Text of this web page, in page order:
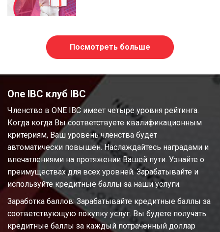
Посмотреть больше
One IBC клуб IBC
Членство в ONE IBC имеет четыре уровня рейтинга.
Когда когда Вы соответствуете квалификационным
критериям, Ваш уровень членства будет
автоматически повышен. Наслаждайтесь наградами и
впечатлениями на протяжении Вашей пути. Узнайте о
преимуществах для всех уровней. Зарабатывайте и
используйте кредитные баллы за наши услуги.
Заработка баллов: Зарабатывайте кредитные баллы за
соответствующую покупку услуг. Вы будете получать
кредитные баллы за каждый потраченный доллар